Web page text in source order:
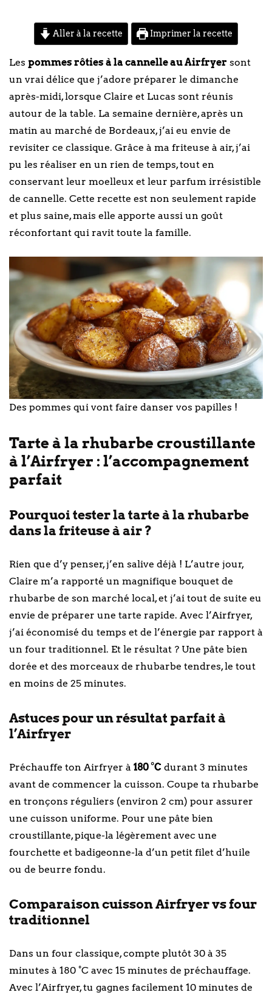
Aller à la recette Imprimer la recette
Les pommes rôties à la cannelle au Airfryer sont
un vrai délice que j’adore préparer le dimanche
après-midi, lorsque Claire et Lucas sont réunis
autour de la table. La semaine dernière, après un
matin au marché de Bordeaux, j’ai eu envie de
revisiter ce classique. Grâce à ma friteuse à air, j’ai
pu les réaliser en un rien de temps, tout en
conservant leur moelleux et leur parfum irrésistible
de cannelle. Cette recette est non seulement rapide
et plus saine, mais elle apporte aussi un goût
réconfortant qui ravit toute la famille.
Des pommes qui vont faire danser vos papilles !
Tarte à la rhubarbe croustillante
à l’Airfryer : l’accompagnement
parfait
Pourquoi tester la tarte à la rhubarbe
dans la friteuse à air ?
Rien que d’y penser, j’en salive déjà ! L’autre jour,
Claire m’a rapporté un magnifique bouquet de
rhubarbe de son marché local, et j’ai tout de suite eu
envie de préparer une tarte rapide. Avec l’Airfryer,
j’ai économisé du temps et de l’énergie par rapport à
un four traditionnel. Et le résultat ? Une pâte bien
dorée et des morceaux de rhubarbe tendres, le tout
en moins de 25 minutes.
Astuces pour un résultat parfait à
l’Airfryer
Préchauffe ton Airfryer à 180 °C durant 3 minutes
avant de commencer la cuisson. Coupe ta rhubarbe
en tronçons réguliers (environ 2 cm) pour assurer
une cuisson uniforme. Pour une pâte bien
croustillante, pique-la légèrement avec une
fourchette et badigeonne-la d’un petit filet d’huile
ou de beurre fondu.
Comparaison cuisson Airfryer vs four
traditionnel
Dans un four classique, compte plutôt 30 à 35
minutes à 180 °C avec 15 minutes de préchauffage.
Avec l’Airfryer, tu gagnes facilement 10 minutes de